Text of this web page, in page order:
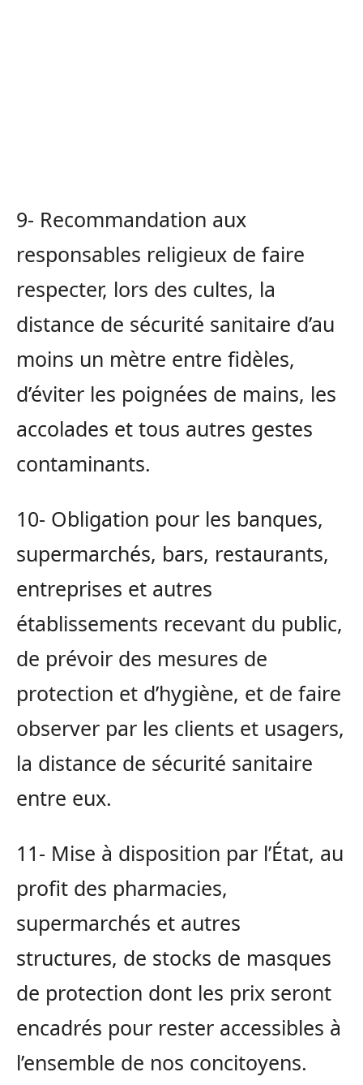
9- Recommandation aux
responsables religieux de faire
respecter, lors des cultes, la
distance de sécurité sanitaire d’au
moins un mètre entre fidèles,
d’éviter les poignées de mains, les
accolades et tous autres gestes
contaminants.
10- Obligation pour les banques,
supermarchés, bars, restaurants,
entreprises et autres
établissements recevant du public,
de prévoir des mesures de
protection et d’hygiène, et de faire
observer par les clients et usagers,
la distance de sécurité sanitaire
entre eux.
11- Mise à disposition par l’État, au
profit des pharmacies,
supermarchés et autres
structures, de stocks de masques
de protection dont les prix seront
encadrés pour rester accessibles à
l’ensemble de nos concitoyens.